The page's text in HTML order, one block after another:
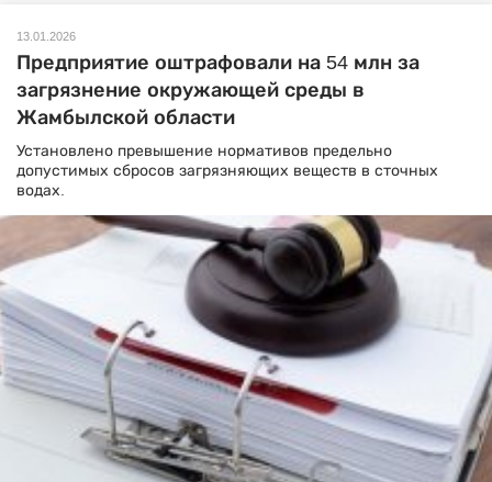
13.01.2026
Предприятие оштрафовали на 54 млн за
загрязнение окружающей среды в
Жамбылской области
Установлено превышение нормативов предельно
допустимых сбросов загрязняющих веществ в сточных
водах.